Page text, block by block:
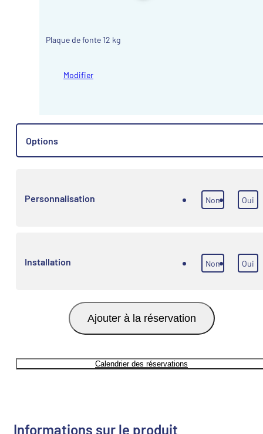
Plaque de fonte 12 kg
Modifier
Options
Personnalisation Non Oui
Installation Non Oui
Ajouter à la réservation
Calendrier des réservations
Informations sur le produit